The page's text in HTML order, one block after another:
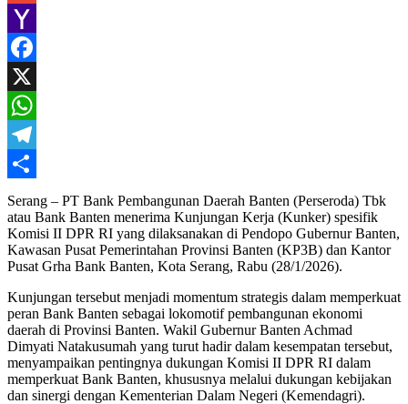
Gmail
Yahoo
Mail
Facebook
X
WhatsApp
Telegram
Share
Serang – PT Bank Pembangunan Daerah Banten (Perseroda) Tbk
atau Bank Banten menerima Kunjungan Kerja (Kunker) spesifik
Komisi II DPR RI yang dilaksanakan di Pendopo Gubernur Banten,
Kawasan Pusat Pemerintahan Provinsi Banten (KP3B) dan Kantor
Pusat Grha Bank Banten, Kota Serang, Rabu (28/1/2026).
Kunjungan tersebut menjadi momentum strategis dalam memperkuat
peran Bank Banten sebagai lokomotif pembangunan ekonomi
daerah di Provinsi Banten. Wakil Gubernur Banten Achmad
Dimyati Natakusumah yang turut hadir dalam kesempatan tersebut,
menyampaikan pentingnya dukungan Komisi II DPR RI dalam
memperkuat Bank Banten, khususnya melalui dukungan kebijakan
dan sinergi dengan Kementerian Dalam Negeri (Kemendagri).